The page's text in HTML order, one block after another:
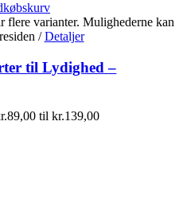
flere varianter. Mulighederne kan
/ Detaljer
til Lydighed –
til kr.139,00